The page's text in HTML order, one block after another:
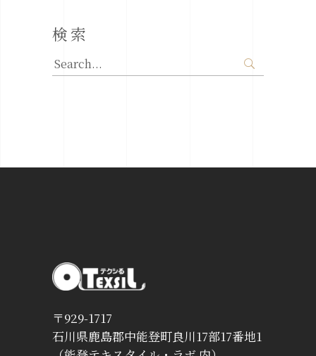
検索
Search
for:
〒929-1717
石川県鹿島郡中能登町良川17部17番地1